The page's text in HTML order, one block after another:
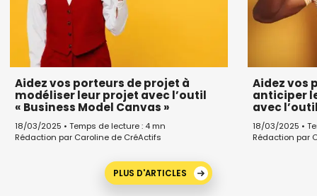
Aidez vos porteurs de projet à
modéliser leur projet avec l’outil
« Business Model Canvas »
18/03/2025 • Temps de lecture : 4 mn
Rédaction par Caroline de CréActifs
Aidez vos
anticiper
avec l’outil
18/03/2025 •
Rédaction par
PLUS D'ARTICLES